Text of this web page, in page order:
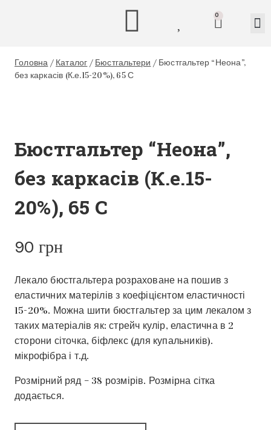
0
Головна / Каталог / Бюстгальтери / Бюстгальтер “Неона”,
без каркасів (К.е.15-20%), 65 С
Бюстгальтер “Неона”,
без каркасів (К.е.15-
20%), 65 С
90 грн
Лекало бюстгальтера розраховане на пошив з
еластичних матерілів з коефіцієнтом еластичності
15-20%. Можна шити бюстгальтер за цим лекалом з
таких матеріалів як: стрейч кулір, еластична в 2
сторони сіточка, біфлекс (для купальників).
мікрофібра і т.д.
Розмірний ряд – 38 розмірів. Розмірна сітка
додається.